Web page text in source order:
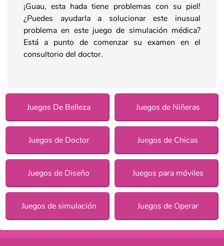
¡Guau, esta hada tiene problemas con su piel!
¿Puedes ayudarla a solucionar este inusual
problema en este juego de simulación médica?
Está a punto de comenzar su examen en el
consultorio del doctor.
Juegos De Belleza Juegos de Niñeras
Juegos de Doctor Juegos de Chicas
Juegos de Diseño Juegos para móviles
Juegos de simulación Juegos de Operar